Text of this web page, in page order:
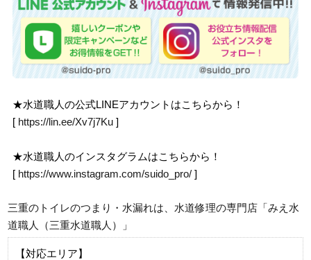
★水道職人の公式LINEアカウントはこちらから！
[ https://lin.ee/Xv7j7Ku ]
★水道職人のインスタグラムはこちらから！
[ https://www.instagram.com/suido_pro/ ]
三重のトイレのつまり・水漏れは、水道修理の専門店「みえ水
道職人（三重水道職人）」
【対応エリア】